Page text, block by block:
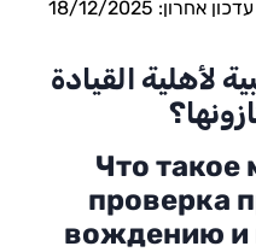
עדכון אחרון: 18/12/2025
لأهلية القيادة
Что такое
проверка
вождению и